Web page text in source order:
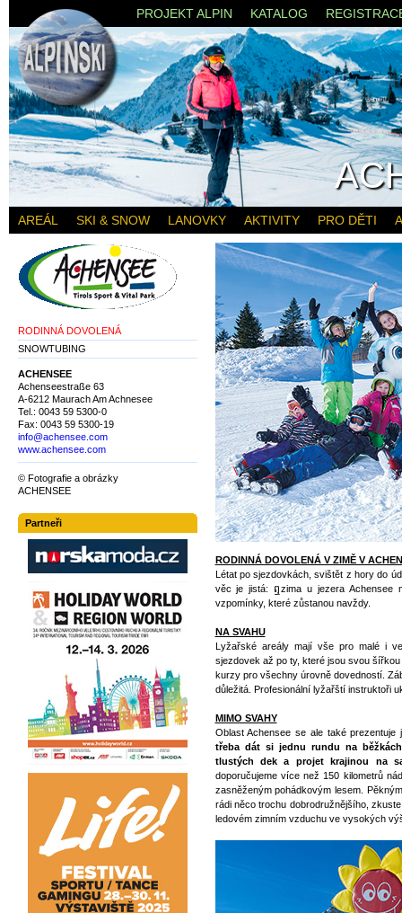
RODINNÁ DOVOLENÁ V ZIMĚ V
Létat po sjezdovkách, svištět z hory do
věc je jistá: ឮzima u jezera Achensee
vzpomínky, které zůstanou navždy.
NA SVAHU
Lyžařské areály mají vše pro malé i
sjezdovek až po ty, které jsou svou
kurzy pro všechny úrovně dovedností.
důležitá. Profesionální lyžařští instruktoři
MIMO SVAHY
Oblast Achensee se ale také
třeba dát si jednu rundu na
tlustých dek a projet krajinou na
doporučujeme více než 150 kilometrů
zasněženým pohádkovým lesem.
rádi něco trochu dobrodružnějšího,
ledovém zimním vzduchu ve vysokých
RODINNÁ DOVOLENÁ
SNOWTUBING
ACHENSEE
Achenseestraße 63
A-6212 Maurach Am Achnesee
Tel.: 0043 59 5300-0
Fax: 0043 59 5300-19
info@achensee.com
www.achensee.com
© Fotografie a obrázky
ACHENSEE
Partneři
PROJEKT ALPIN KATALOG
AREÁL SKI & SNOW LANOVKY AKTIVITY PRO DĚTI